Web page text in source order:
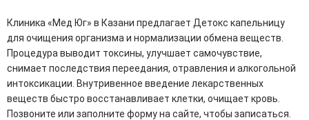
Клиника «Мед Юг» в Казани предлагает Детокс капельницу
для очищения организма и нормализации обмена веществ.
Процедура выводит токсины, улучшает самочувствие,
снимает последствия переедания, отравления и алкогольной
интоксикации. Внутривенное введение лекарственных
веществ быстро восстанавливает клетки, очищает кровь.
Позвоните или заполните форму на сайте, чтобы записаться.